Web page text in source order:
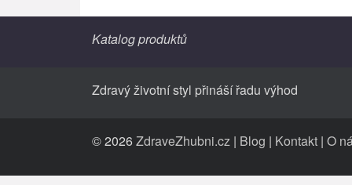
Katalog produktů
Zdravý životní styl přináší řadu výhod
© 2026ZdraveZhubni.cz | Blog | Kontakt | O